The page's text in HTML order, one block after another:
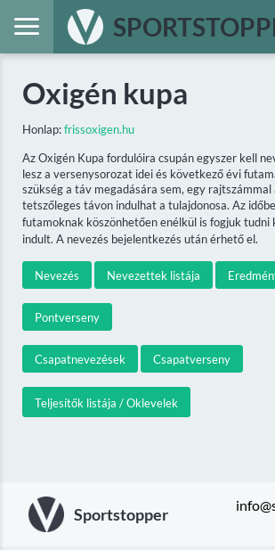
Oxigén kupa
Honlap:frissoxigen.hu
Az Oxigén Kupa fordulóira csupán egyszer kell
lesz a versenysorozat idei és következő évi
szükség a táv megadására sem, egy
tetszőleges távon indulhat a tulajdonosa. Az
futamoknak köszönhetően enélkül is fogjuk tudni
indult. A nevezés bejelentkezés után érhető el.
Nevezés Nevezettek listája
Pontverseny
Csapatnevezések Csapatverseny
Teljesítők listája / Oklevelek
Sportstopper